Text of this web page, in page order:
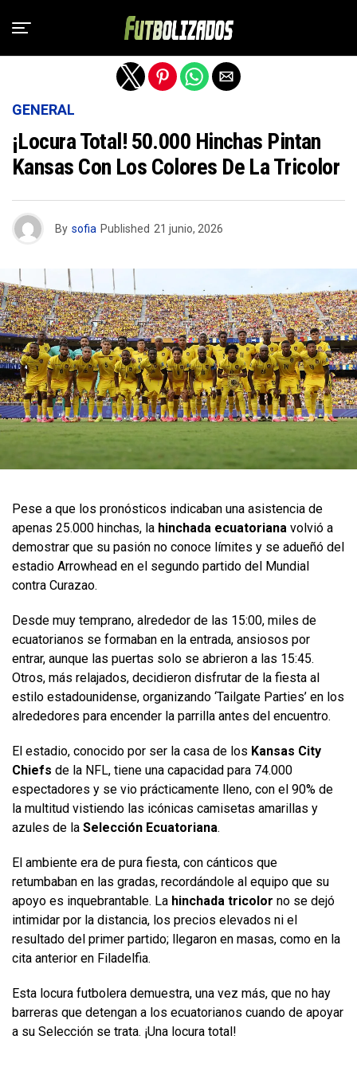
GENERAL
¡Locura Total! 50.000 Hinchas Pintan
Kansas Con Los Colores De La Tricolor
By sofia Published 21 junio, 2026
Pese a que los pronósticos indicaban una asistencia de
apenas 25.000 hinchas, la hinchada ecuatoriana volvió a
demostrar que su pasión no conoce límites y se adueñó del
estadio Arrowhead en el segundo partido del Mundial
contra Curazao.
Desde muy temprano, alrededor de las 15:00, miles de
ecuatorianos se formaban en la entrada, ansiosos por
entrar, aunque las puertas solo se abrieron a las 15:45.
Otros, más relajados, decidieron disfrutar de la fiesta al
estilo estadounidense, organizando ‘Tailgate Parties’ en los
alrededores para encender la parrilla antes del encuentro.
El estadio, conocido por ser la casa de los Kansas City
Chiefs de la NFL, tiene una capacidad para 74.000
espectadores y se vio prácticamente lleno, con el 90% de
la multitud vistiendo las icónicas camisetas amarillas y
azules de la Selección Ecuatoriana.
El ambiente era de pura fiesta, con cánticos que
retumbaban en las gradas, recordándole al equipo que su
apoyo es inquebrantable. La hinchada tricolor no se dejó
intimidar por la distancia, los precios elevados ni el
resultado del primer partido; llegaron en masas, como en la
cita anterior en Filadelfia.
Esta locura futbolera demuestra, una vez más, que no hay
barreras que detengan a los ecuatorianos cuando de apoyar
a su Selección se trata. ¡Una locura total!
Salir de la versión móvil